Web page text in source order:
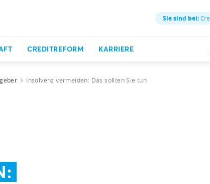
Sie sind bei:
CREDITREFORM KARRIERE
Insolvenz vermeiden: Das sollten Sie tun